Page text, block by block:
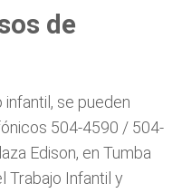
de
se pueden
504-4590 / 504-
Edison, en Tumba
Trabajo Infantil y